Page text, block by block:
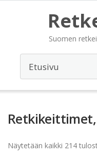
Suomen
Näytetään kaikki 214